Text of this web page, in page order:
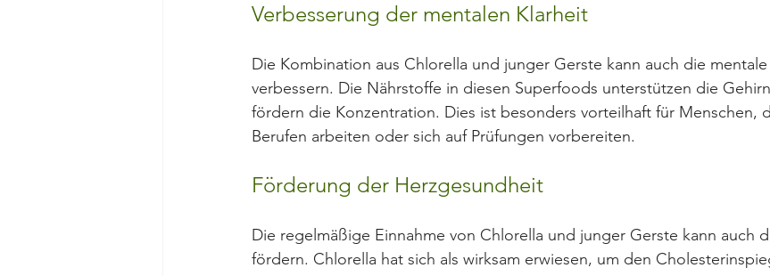
Verbesserung der mentalen Klarheit
Die Kombination aus Chlorella und junger Gerste kann auch die
verbessern. Die Nährstoffe in diesen Superfoods unterstützen die
fördern die Konzentration. Dies ist besonders vorteilhaft für Menschen,
Berufen arbeiten oder sich auf Prüfungen vorbereiten.
Förderung der Herzgesundheit
Die regelmäßige Einnahme von Chlorella und junger Gerste kann auch
fördern. Chlorella hat sich als wirksam erwiesen, um den